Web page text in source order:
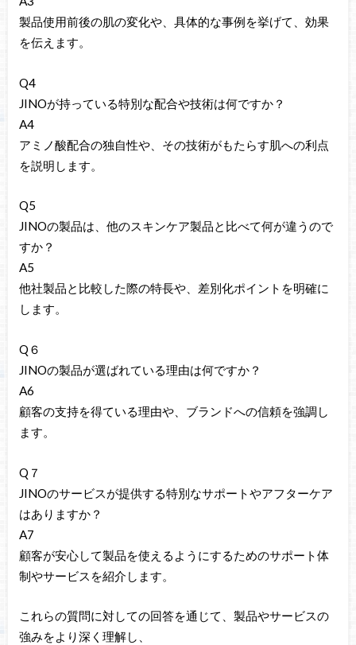
製品使用前後の肌の変化や、具体的な事例を挙げて、効果
を伝えます。
Q4
JINOが持っている特別な配合や技術は何ですか？
A4
アミノ酸配合の独自性や、その技術がもたらす肌への利点
を説明します。
Q5
JINOの製品は、他のスキンケア製品と比べて何が違うので
すか？
A5
他社製品と比較した際の特長や、差別化ポイントを明確に
します。
Q６
JINOの製品が選ばれている理由は何ですか？
A6
顧客の支持を得ている理由や、ブランドへの信頼を強調し
ます。
Q７
JINOのサービスが提供する特別なサポートやアフターケア
はありますか？
A7
顧客が安心して製品を使えるようにするためのサポート体
制やサービスを紹介します。
これらの質問に対しての回答を通じて、製品やサービスの
強みをより深く理解し、